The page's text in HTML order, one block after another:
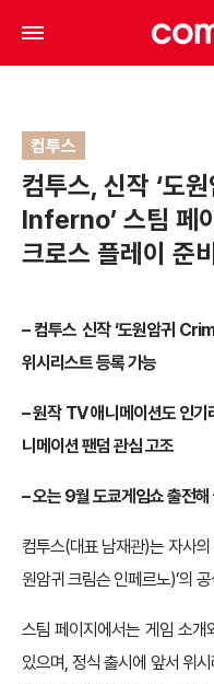
컴투스
컴투스, 신작 ‘도
Inferno’ 스팀 페
크로스 플레이 준
– 컴투스 신작 ‘도원암귀
위시리스트 등록 가능
–원작 TV애니메이션도 인기
니메이션 팬덤 관심 고조
–오는 9월 도쿄게임쇼 출전
컴투스(대표 남재관)는 자사
원암귀 크림슨 인페르노)’의
스팀 페이지에서는 게임 소
있으며, 정식 출시에 앞서 위